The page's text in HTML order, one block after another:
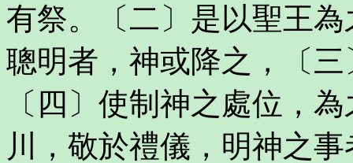
有祭。〔二〕是以聖王
聰明者，神或降之，〔
〔四〕使制神之處位，
川，敬於禮儀，明神之